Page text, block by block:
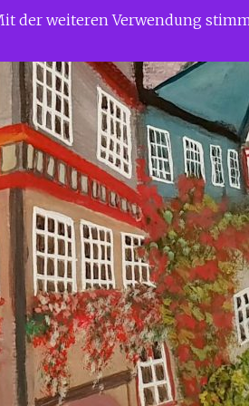
der weiteren Verwendung